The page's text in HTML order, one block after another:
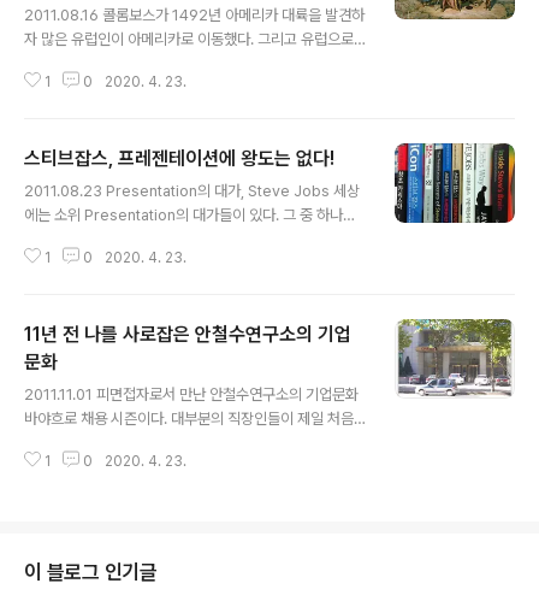
2011.08.16 콜롬보스가 1492년 아메리카 대륙을 발견하
자 많은 유럽인이 아메리카로 이동했다. 그리고 유럽으로
그래서 미국은 많은 부분에서 유럽 대륙과 다른 방식을 채
디어 지금의 모습에 이르렀다. 이러한 미국에 근대 들어 생
겨난 개념 중에 용광로(Melting Pot) 이론이 있다. 다양한
국가와 인종의 사람들이 미국에 와서 하나로 합쳐진다는
바랬다. 그러나 그것은 이론적일 뿐 불가능한 일이라는 것
1 0 2020. 4. 23.
스티브잡스, 프레젠테이션에 왕도는 없다!
2011.08.23 Presentation의 대가, Steve Jobs 세상
에는 소위 Presentation의 대가들이 있다. 그 중 하나를
Steve Jobs를 꼽는다. 그의 Keynote Speech 동영상
자들로부터 감탄과 박수 갈채가 쏟아 지기도 한다. 그의 제
품 소개가 끝나는 순간 그 제품을 내 손에 넣을 수 있는 날
을 학수고대하게 된다. 그의 등장 자체가 많은 사람들의 관
심의 대상이 되고 있는 것이다. 진정한 이 시대의 아이콘임
에는 틀림이 없는 듯 하다. Steve Jobs에 관해서는 여러
편의 책이 출간되어 있다. 그의 인생..
1 0 2020. 4. 23.
11년 전 나를 사로잡은 안철수연구소의 기업
문화
2011.11.01 피면접자로서 만난 안철수연구소의 기업문화
바야흐로 채용 시즌이다. 대부분의 직장인들이 제일 처음
나 역시 마찬가지였다. 2000년 이맘 때쯤, 안철수연구소
지, 옷이 사람이 입은 것인지 알 수 없을 정도로 어색한 자
세로 당시 안철수연구소 입구에 위치한 안내데스크에 들어
1 0 2020. 4. 23.
이 블로그 인기글